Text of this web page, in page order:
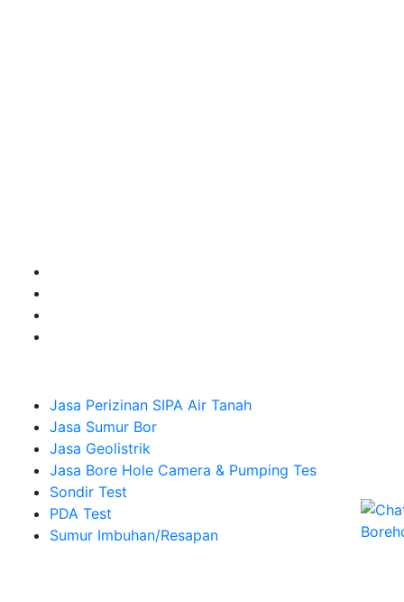
Jasa Perizinan SIPA Air Tanah
Jasa Sumur Bor
Jasa Geolistrik
Jasa Bore Hole Camera & Pumping Tes
Sondir Test
PDA Test
Sumur Imbuhan/Resapan